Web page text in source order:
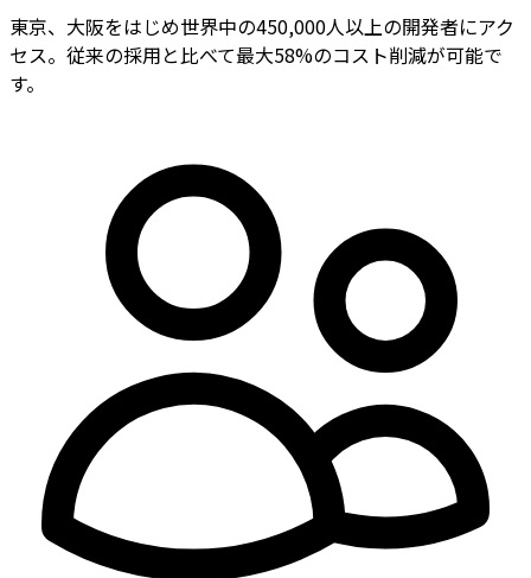
東京、大阪をはじめ世界中の450,000人以上の開発者にアク
セス。従来の採用と比べて最大58%のコスト削減が可能で
す。